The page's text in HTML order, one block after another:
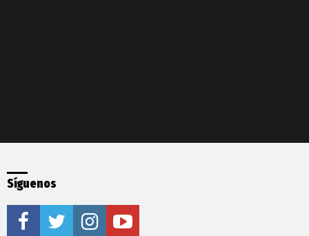
Síguenos
facebooktwitter instagramyoutube